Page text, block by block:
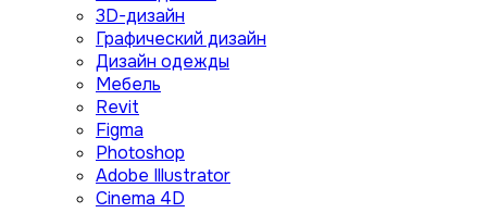
3D-дизайн
Графический дизайн
Дизайн одежды
Мебель
Revit
Figma
Photoshop
Adobe Illustrator
Сinema 4D